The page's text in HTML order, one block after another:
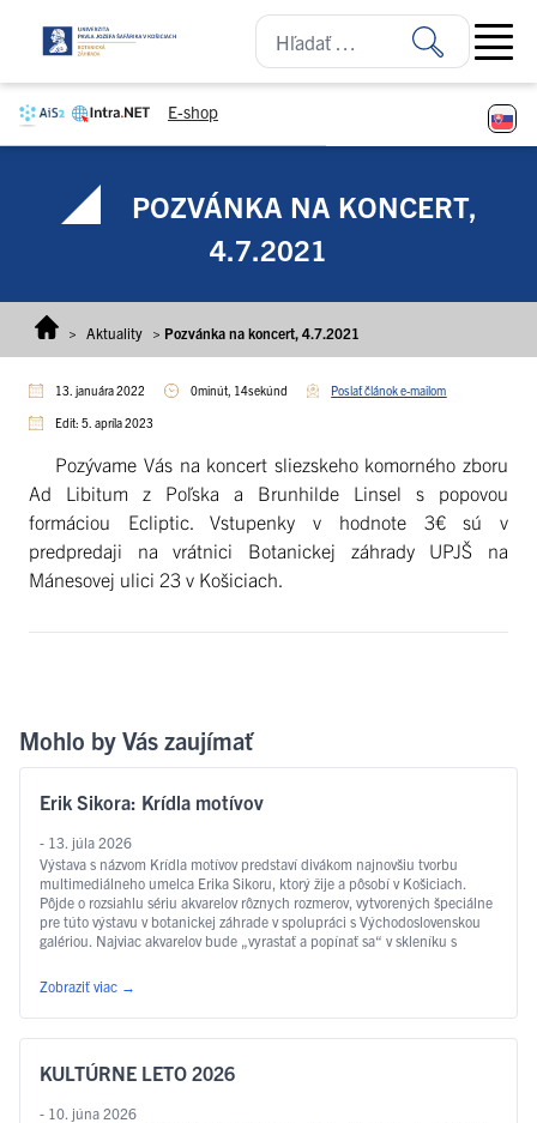
E-shop
Open
POZVÁNKA NA KONCERT,
4.7.2021
> Aktuality > Pozvánka na koncert, 4.7.2021
13. januára 2022 0minút, 14sekúnd Poslať článok e-mailom
Edit: 5. apríla 2023
Pozývame Vás na koncert sliezskeho komorného zboru
Ad Libitum z Poľska a Brunhilde Linsel s popovou
formáciou Ecliptic. Vstupenky v hodnote 3€ sú v
predpredaji na vrátnici Botanickej záhrady UPJŠ na
Mánesovej ulici 23 v Košiciach.
Mohlo by Vás zaujímať
Erik Sikora: Krídla motívov
- 13. júla 2026
Výstava s názvom Krídla motívov predstaví divákom najnovšiu tvorbu
multimediálneho umelca Erika Sikoru, ktorý žije a pôsobí v Košiciach.
Pôjde o rozsiahlu sériu akvarelov rôznych rozmerov, vytvorených špeciálne
pre túto výstavu v botanickej záhrade v spolupráci s Východoslovenskou
galériou. Najviac akvarelov bude „vyrastať a popínať sa“ v skleníku s
Zobraziť viac
→
KULTÚRNE LETO 2026
- 10. júna 2026